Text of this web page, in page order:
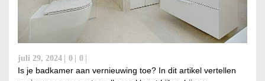
juli 29, 2024 0 0
Is je badkamer aan vernieuwing toe? In dit artikel vertellen